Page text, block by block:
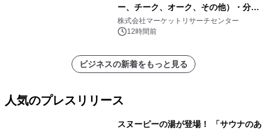
ー、チーク、オーク、その他）・分析
レポートを発表
株式会社マーケットリサーチセンター
12時間前
ビジネスの新着をもっと見る
人気のプレスリリース
スヌーピーの湯が登場！ 「サウナのあ